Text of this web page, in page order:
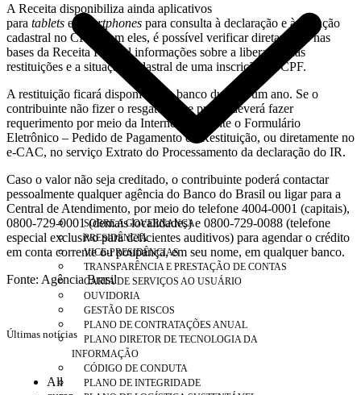
SOBRE A GOVERNANÇA
PRESIDÊNCIA
VICE-PRESIDÊNCIAS
TRANSPARÊNCIA E PRESTAÇÃO DE CONTAS
CARTA DE SERVIÇOS AO USUÁRIO
OUVIDORIA
GESTÃO DE RISCOS
PLANO DE CONTRATAÇÕES ANUAL
PLANO DIRETOR DE TECNOLOGIA DA
INFORMAÇÃO
CÓDIGO DE CONDUTA
PLANO DE INTEGRIDADE
A Receita disponibiliza ainda aplicativos
para tablets e smartphones para consulta à declaração e à situação
cadastral no CPF. Com eles, é possível verificar diretamente nas
bases da Receita Federal informações sobre a liberação das
restituições e a situação cadastral de uma inscrição no CPF.
A restituição ficará disponível no banco durante um ano. Se o
contribuinte não fizer o resgate nesse prazo, deverá fazer
requerimento por meio da Internet, mediante o Formulário
Eletrônico – Pedido de Pagamento de Restituição, ou diretamente no
e-CAC, no serviço Extrato do Processamento da declaração do IR.
Caso o valor não seja creditado, o contribuinte poderá contactar
pessoalmente qualquer agência do Banco do Brasil ou ligar para a
Central de Atendimento, por meio do telefone 4004-0001 (capitais),
0800-729-0001 (demais localidades) e 0800-729-0088 (telefone
especial exclusivo para deficientes auditivos) para agendar o crédito
em conta corrente ou poupança, em seu nome, em qualquer banco.
Fonte: Agência Brasil
Últimas notícias
All